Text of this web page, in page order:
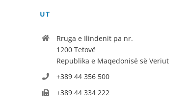
UT
Rruga e Ilindenit pa nr.
1200 Tetovë
Republika e Maqedonisë së Veriut
+389 44 356 500
+389 44 334 222